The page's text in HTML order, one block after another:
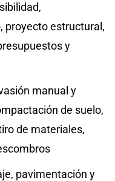
proyecto estructural,
y
manual y
de suelo,
de materiales,
pavimentación y